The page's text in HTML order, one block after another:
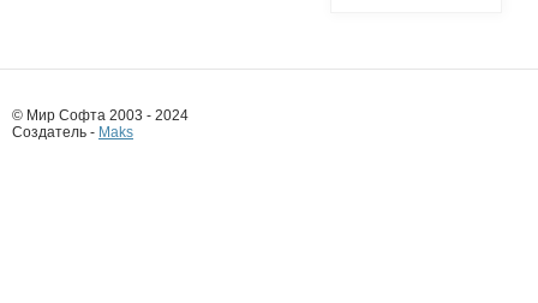
© Мир Софта 2003 - 2024
Создатель - Maks